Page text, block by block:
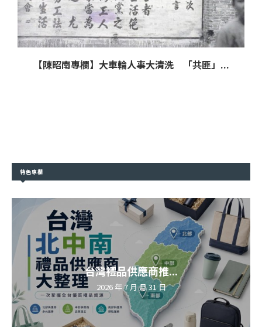
【陳昭南專欄】大車輪人事大清洗 「共匪」...
特色專欄
台灣禮品供應商推...
2026 年 7 月 月 31 日